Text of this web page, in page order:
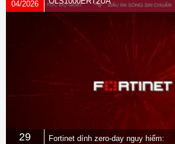
04/2026
29
Fortinet dính zero-day nguy hiểm: